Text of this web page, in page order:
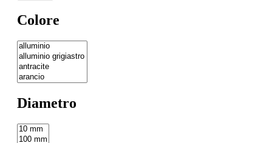
Colore
Diametro